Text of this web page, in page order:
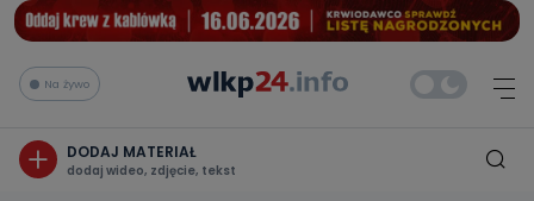
Na żywo
DODAJ MATERIAŁ
dodaj wideo, zdjęcie, tekst